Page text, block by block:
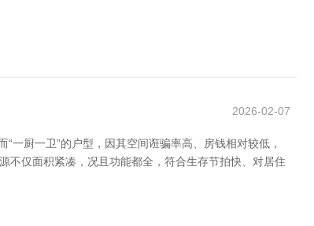
2026-02-07
厨一卫”的户型，因其空间诳骗率高、房钱相对较低，
不仅面积紧凑，况且功能都全，符合生存节拍快、对居住